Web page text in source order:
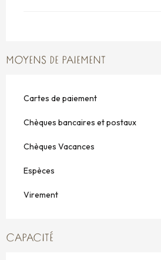
MOYENS DE PAIEMENT
Cartes de paiement
Chèques bancaires et postaux
Chèques Vacances
Espèces
Virement
CAPACITÉ